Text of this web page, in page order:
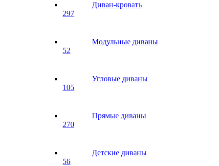
Диван-кровать
297
Модульные диваны
52
Угловые диваны
105
Прямые диваны
270
Детские диваны
56